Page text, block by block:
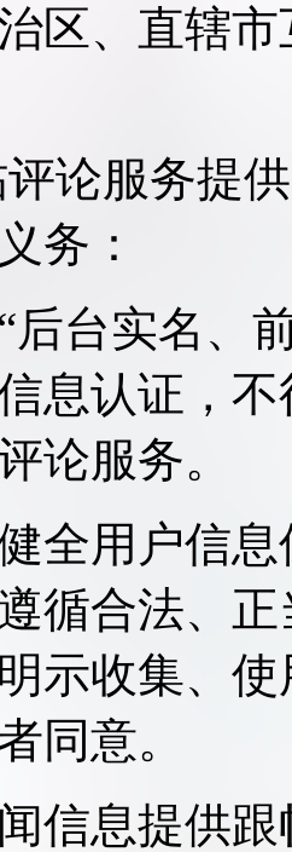
区、直辖
论服务提
务：
后台实名、
息认证，
论服务。
健全用户信
循合法、
示收集、
同意。
闻信息提供